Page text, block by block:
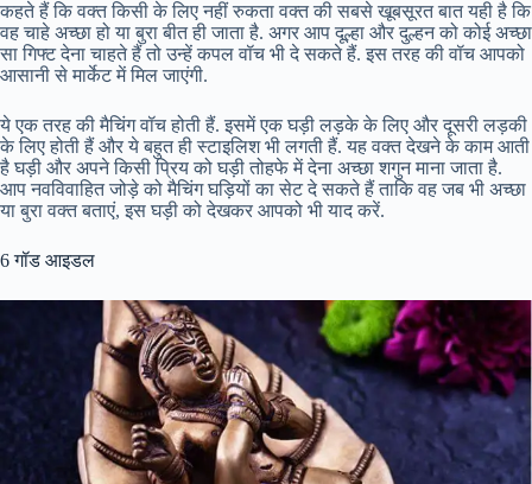
कहते हैं कि वक्त किसी के लिए नहीं रुकता वक्त की सबसे खूबसूरत बात यही है कि
वह चाहे अच्छा हो या बुरा बीत ही जाता है. अगर आप दूल्हा और दुल्हन को कोई अच्छा
सा गिफ्ट देना चाहते हैं तो उन्हें कपल वॉच भी दे सकते हैं. इस तरह की वॉच आपको
आसानी से मार्केट में मिल जाएंगी.
ये एक तरह की मैचिंग वॉच होती हैं. इसमें एक घड़ी लड़के के लिए और दूसरी लड़की
के लिए होती हैं और ये बहुत ही स्टाइलिश भी लगती हैं. यह वक्त देखने के काम आती
है घड़ी और अपने किसी प्रिय को घड़ी तोहफे में देना अच्छा शगुन माना जाता है.
आप नवविवाहित जोड़े को मैचिंग घड़ियों का सेट दे सकते हैं ताकि वह जब भी अच्छा
या बुरा वक्त बताएं, इस घड़ी को देखकर आपको भी याद करें.
6 गॉड आइडल